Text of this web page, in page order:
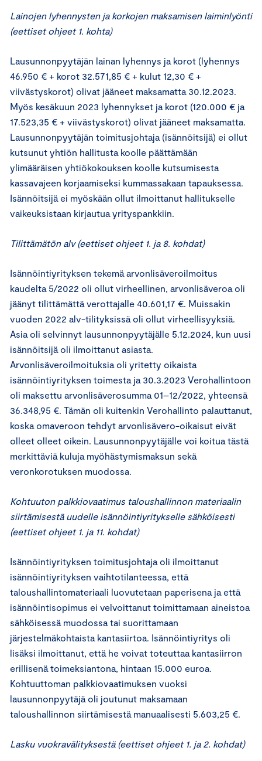
Lainojen lyhennysten ja korkojen maksamisen laiminlyönti
(eettiset ohjeet 1. kohta)
Lausunnonpyytäjän lainan lyhennys ja korot (lyhennys
46.950 € + korot 32.571,85 € + kulut 12,30 € +
viivästyskorot) olivat jääneet maksamatta 30.12.2023.
Myös kesäkuun 2023 lyhennykset ja korot (120.000 € ja
17.523,35 € + viivästyskorot) olivat jääneet maksamatta.
Lausunnonpyytäjän toimitusjohtaja (isännöitsijä) ei ollut
kutsunut yhtiön hallitusta koolle päättämään
ylimääräisen yhtiökokouksen koolle kutsumisesta
kassavajeen korjaamiseksi kummassakaan tapauksessa.
Isännöitsijä ei myöskään ollut ilmoittanut hallitukselle
vaikeuksistaan kirjautua yrityspankkiin.
Tilittämätön alv (eettiset ohjeet 1. ja 8. kohdat)
Isännöintiyrityksen tekemä arvonlisäveroilmoitus
kaudelta 5/2022 oli ollut virheellinen, arvonlisäveroa oli
jäänyt tilittämättä verottajalle 40.601,17 €. Muissakin
vuoden 2022 alv-tilityksissä oli ollut virheellisyyksiä.
Asia oli selvinnyt lausunnonpyytäjälle 5.12.2024, kun uusi
isännöitsijä oli ilmoittanut asiasta.
Arvonlisäveroilmoituksia oli yritetty oikaista
isännöintiyrityksen toimesta ja 30.3.2023 Verohallintoon
oli maksettu arvonlisäverosumma 01–12/2022, yhteensä
36.348,95 €. Tämän oli kuitenkin Verohallinto palauttanut,
koska omaveroon tehdyt arvonlisävero-oikaisut eivät
olleet olleet oikein. Lausunnonpyytäjälle voi koitua tästä
merkittäviä kuluja myöhästymismaksun sekä
veronkorotuksen muodossa.
Kohtuuton palkkiovaatimus taloushallinnon materiaalin
siirtämisestä uudelle isännöintiyritykselle sähköisesti
(eettiset ohjeet 1. ja 11. kohdat)
Isännöintiyrityksen toimitusjohtaja oli ilmoittanut
isännöintiyrityksen vaihtotilanteessa, että
taloushallintomateriaali luovutetaan paperisena ja että
isännöintisopimus ei velvoittanut toimittamaan aineistoa
sähköisessä muodossa tai suorittamaan
järjestelmäkohtaista kantasiirtoa. Isännöintiyritys oli
lisäksi ilmoittanut, että he voivat toteuttaa kantasiirron
erillisenä toimeksiantona, hintaan 15.000 euroa.
Kohtuuttoman palkkiovaatimuksen vuoksi
lausunnonpyytäjä oli joutunut maksamaan
taloushallinnon siirtämisestä manuaalisesti 5.603,25 €.
Lasku vuokravälityksestä (eettiset ohjeet 1. ja 2. kohdat)